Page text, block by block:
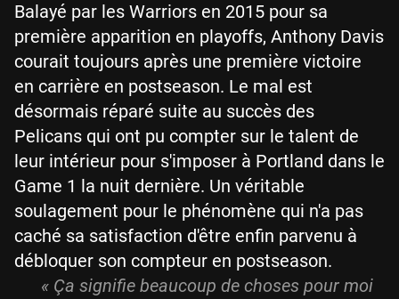
Balayé par les Warriors en 2015 pour sa
première apparition en playoffs, Anthony Davis
courait toujours après une première victoire
en carrière en postseason. Le mal est
désormais réparé suite au succès des
Pelicans qui ont pu compter sur le talent de
leur intérieur pour s'imposer à Portland dans le
Game 1 la nuit dernière. Un véritable
soulagement pour le phénomène qui n'a pas
caché sa satisfaction d'être enfin parvenu à
débloquer son compteur en postseason.
« Ça signifie beaucoup de choses pour moi